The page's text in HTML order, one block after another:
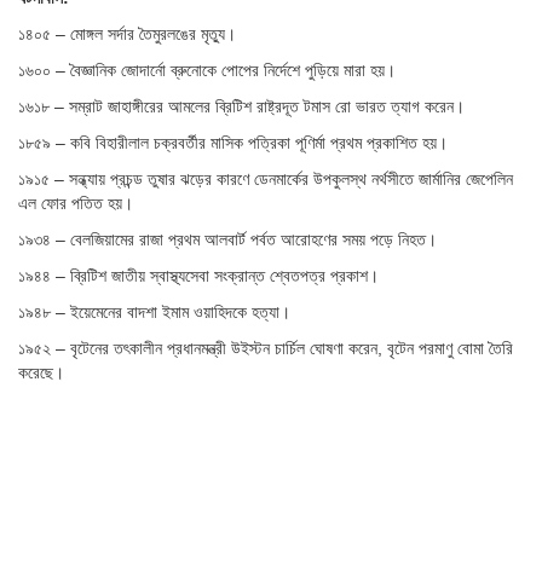
১৪০৫ – মোঙ্গল সর্দার তৈমুরলঙের মৃত্যু।
১৬০০ – বৈজ্ঞানিক জোদার্নো ব্রুনোকে পোপের নির্দেশে পুড়িয়ে মারা হয়।
১৬১৮ – সম্রাট জাহাঙ্গীরের আমলের ব্রিটিশ রাষ্ট্রদূত টমাস রো ভারত ত্যাগ করেন।
১৮৫৯ – কবি বিহারীলাল চক্রবর্তীর মাসিক পত্রিকা পূণির্মা প্রথম প্রকাশিত হয়।
১৯১৫ – সন্ধ্যায় প্রচন্ড তুষার ঝড়ের কারণে ডেনমার্কের উপকুলস্থ নর্থসীতে জার্মানির জেপেলিন
এল ফোর পতিত হয়।
১৯৩৪ – বেলজিয়ামের রাজা প্রথম আলবার্ট পর্বত আরোহণের সময় পড়ে নিহত।
১৯৪৪ – ব্রিটিশ জাতীয় স্বাস্থ্যসেবা সংক্রান্ত শ্বেতপত্র প্রকাশ।
১৯৪৮ – ইয়েমেনের বাদশা ইমাম ওয়াহিদকে হত্যা।
১৯৫২ – বৃটেনের তৎকালীন প্রধানমন্ত্রী উইস্টন চার্চিল ঘোষণা করেন, বৃটেন পরমাণু বোমা তৈরি
করেছে।